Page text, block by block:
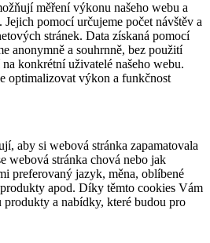
měření výkonu našeho webu a
pomocí určujeme počet návštěv a
stránek. Data získaná pomocí
anonymně a souhrnně, bez použití
konkrétní uživatelé našeho webu.
optimalizovat výkon a funkčnost
aby si webová stránka zapamatovala
webová stránka chová nebo jak
preferovaný jazyk, měna, oblíbené
apod. Díky těmto cookies Vám
produkty a nabídky, které budou pro